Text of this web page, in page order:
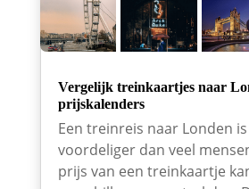
Vergelijk treinkaartjes naar
prijskalenders
Een treinreis naar Londen
voordeliger dan veel
prijs van een treinkaartje